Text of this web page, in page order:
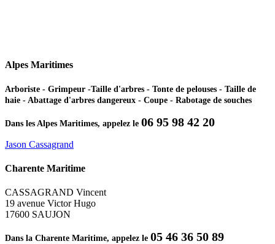
Alpes Maritimes
Arboriste - Grimpeur -Taille d'arbres - Tonte de pelouses - Taille de
haie - Abattage d'arbres dangereux - Coupe - Rabotage de souches
Dans les Alpes Maritimes, appelez le 06 95 98 42 20
Jason Cassagrand
Charente Maritime
CASSAGRAND Vincent
19 avenue Victor Hugo
17600 SAUJON
Dans la Charente Maritime, appelez le 05 46 36 50 89